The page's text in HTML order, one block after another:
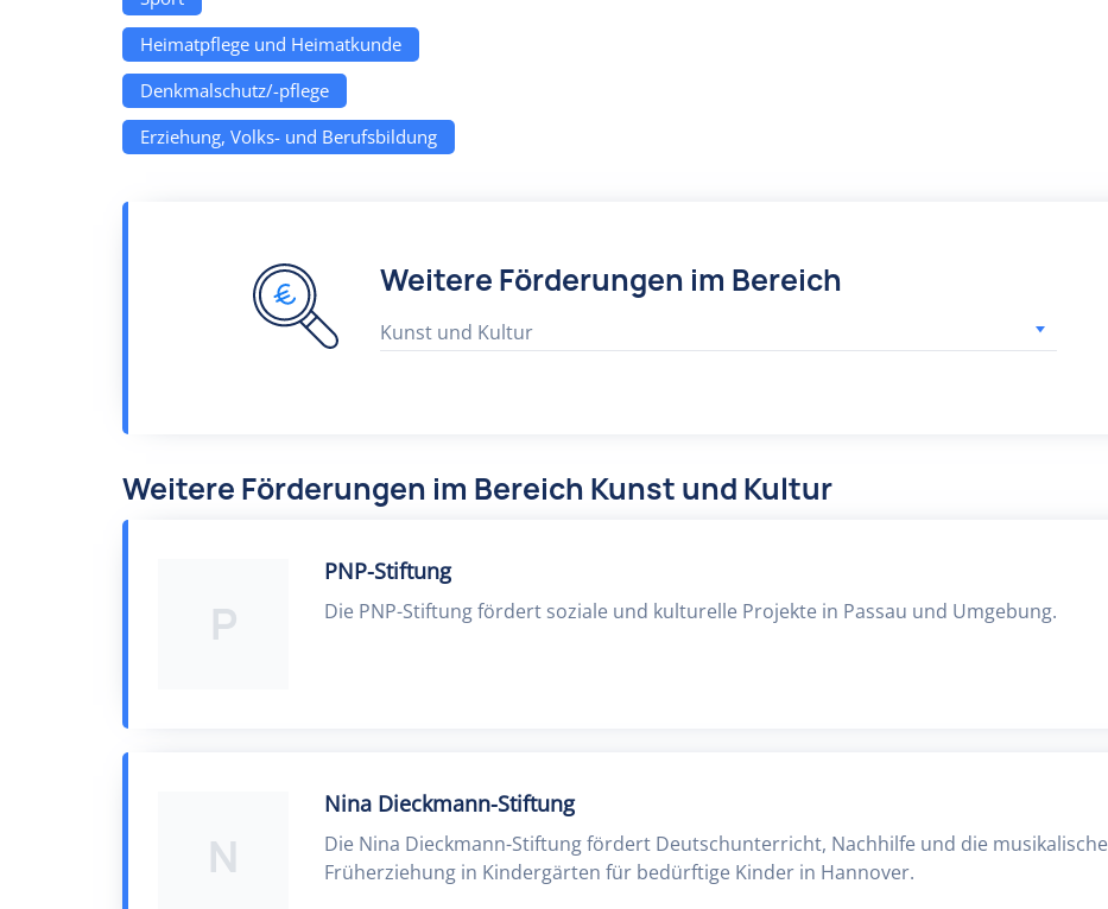
Heimatpflege und Heimatkunde
Denkmalschutz/-pflege
Erziehung, Volks- und Berufsbildung
Weitere Förderungen im Bereich
Kunst und Kultur
Weitere Förderungen im Bereich Kunst und Kultur
P
PNP-Stiftung
Die PNP-Stiftung fördert soziale und kulturelle Projekte in Passau und Umgebung.
N
Nina Dieckmann-Stiftung
Die Nina Dieckmann-Stiftung fördert Deutschunterricht, Nachhilfe und die musikalische
Früherziehung in Kindergärten für bedürftige Kinder in Hannover.